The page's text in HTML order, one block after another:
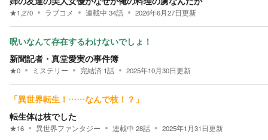
★1,270 ラブコメ 連載中 34話 2026年6月27日更新
呪いなんて存在するわけないでしょ！
新聞記者・真堂愛実の事件簿
★0 ミステリー 完結済 1話 2025年10月30日更新
「異世界転生！……なんで枝！？」
転生体は枝でした
★16 異世界ファンタジー 連載中 28話 2025年1月31日更新